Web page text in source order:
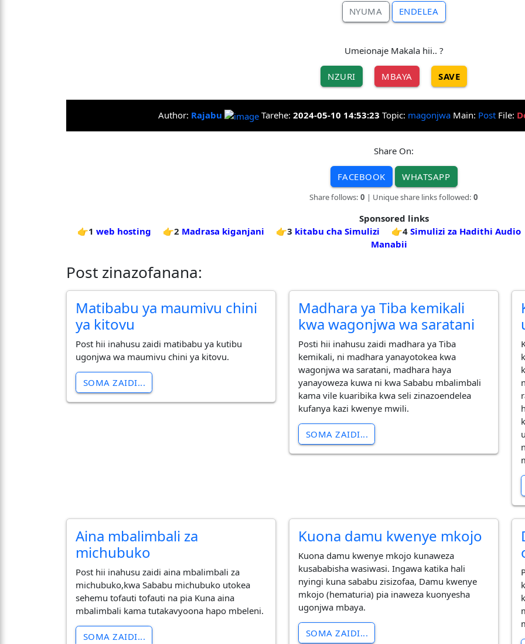
NYUMA ENDELEA
Umeionaje Makala hii.. ?
NZURI MBAYA SAVE
Author: Rajabu Tarehe: 2024-05-10 14:53:23 Topic: magonjwa Main: Post File:
Share On:
FACEBOOK WHATSAPP
Share follows: 0 | Unique share links followed: 0
Sponsored links
👉1 web hosting 👉2 Madrasa kiganjani 👉3 kitabu cha Simulizi 👉4 Simulizi za Hadithi Audio
Manabii
Post zinazofanana:
Matibabu ya maumivu chini
ya kitovu
Post hii inahusu zaidi matibabu ya kutibu
ugonjwa wa maumivu chini ya kitovu.
SOMA ZAIDI...
Madhara ya Tiba kemikali
kwa wagonjwa wa saratani
Posti hii inahusu zaidi madhara ya Tiba
kemikali, ni madhara yanayotokea kwa
wagonjwa wa saratani, madhara haya
yanayoweza kuwa ni kwa Sababu mbalimbali
kama vile kuaribika kwa seli zinazoendelea
kufanya kazi kwenye mwili.
SOMA ZAIDI...
Aina mbalimbali za
michubuko
Post hii inahusu zaidi aina mbalimbali za
michubuko,kwa Sababu michubuko utokea
sehemu tofauti tofauti na pia Kuna aina
mbalimbali kama tutakavyoona hapo mbeleni.
SOMA ZAIDI...
Kuona damu kwenye mkojo
Kuona damu kwenye mkojo kunaweza
kusababisha wasiwasi. Ingawa katika hali
nyingi kuna sababu zisizofaa, Damu kwenye
mkojo (hematuria) pia inaweza kuonyesha
ugonjwa mbaya.
SOMA ZAIDI...